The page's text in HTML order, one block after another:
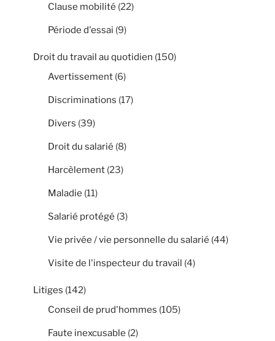
Clause mobilité (22)
Période d'essai (9)
Droit du travail au quotidien (150)
Avertissement (6)
Discriminations (17)
Divers (39)
Droit du salarié (8)
Harcèlement (23)
Maladie (11)
Salarié protégé (3)
Vie privée / vie personnelle du salarié (44)
Visite de l'inspecteur du travail (4)
Litiges (142)
Conseil de prud'hommes (105)
Faute inexcusable (2)